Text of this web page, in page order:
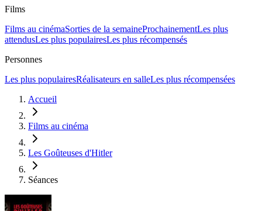
Films
Films au cinémaSorties de la semaineProchainementLes plus
attendusLes plus populairesLes plus récompensés
Personnes
Les plus populairesRéalisateurs en salleLes plus récompensées
Accueil
Films au cinéma
Les Goûteuses d'Hitler
Séances